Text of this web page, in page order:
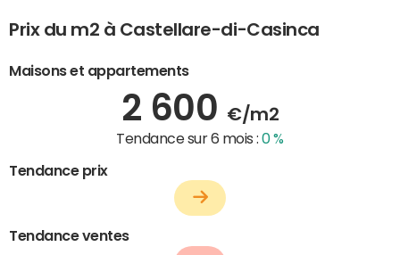
Prix du m2 à Castellare-di-Casinca
Maisons et appartements
2 600 €/m2
Tendance sur 6 mois :0 %
Tendance prix
Tendance ventes